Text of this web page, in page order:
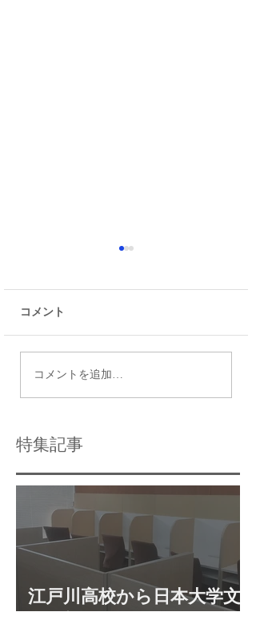
令和9年度都立高校入試
コメント
コメントを追加…
特集記事
江戸川高校から日本大学文